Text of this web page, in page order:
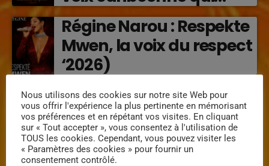
transforme les émotions
en musique (2026)
Régine Narou : Respekte
Mwen, la voix du respect
‘2026)
« Lanmou Nou » (2026) :
la rencontre vibrante
entre Victor O et
Jocelyne Béroard
Nous utilisons des cookies sur notre site Web pour
vous offrir l'expérience la plus pertinente en mémorisant
vos préférences et en répétant vos visites. En cliquant
sur « Tout accepter », vous consentez à l'utilisation de
TOUS les cookies. Cependant, vous pouvez visiter les
« Paramètres des cookies » pour fournir un
consentement contrôlé.